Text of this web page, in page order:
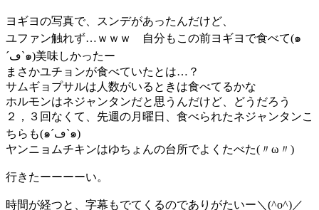
ヨギヨの写真で、スンデがあったんだけど、
ユファン触れず…ｗｗｗ 自分もこの前ヨギヨで食べて(๑
´ڡ`๑)美味しかったー
まさかユチョンが食べていたとは…？
サムギョプサルは人数がいるときは食べてるかな
ホルモンはネジャンタンだと思うんだけど、どうだろう
２，３回なくて、先週の月曜日、食べられたネジャンタンこ
ちらも(๑´ڡ`๑)
ヤンニョムチキンはゆちょんの台所でよくたべた(〃ω〃)
行きたーーーーい。
時間が経つと、字幕もでてくるのでありがたいー＼(^o^)／